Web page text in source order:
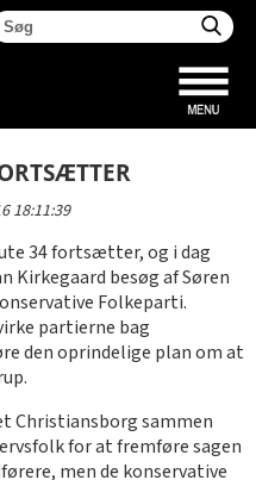
18:11:39
34 fortsætter, og i dag
Kirkegaard besøg af Søren
Folkeparti.
partierne bag
den oprindelige plan om at
Christiansborg sammen
for at fremføre sagen
men de konservative